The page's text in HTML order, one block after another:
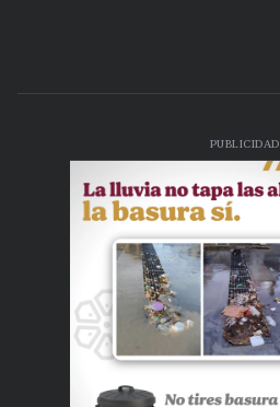
PUBLICIDAD